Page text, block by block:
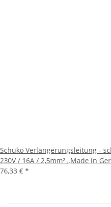
Schuko Verlängerungsleitung -
230V / 16A / 2,5mm² „Made in
76,33 € *